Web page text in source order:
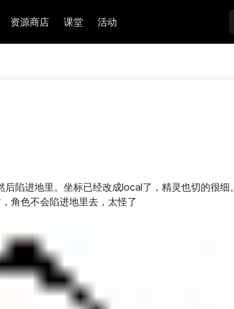
资源商店 课堂 活动
陷进地里。坐标已经改成local了，精灵也切的很细。
角色不会陷进地里去，太怪了